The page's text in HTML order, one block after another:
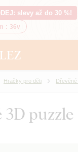
slevy až do 30 %!
: 36v
Hračky pro děti
3D puzzle